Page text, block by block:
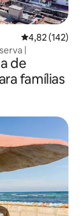
4,82 de uma
4,82 (142)
|
de
famílias